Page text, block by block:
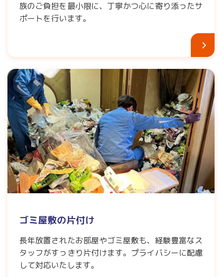
族のご負担を最小限に、丁寧かつ心に寄り添ったサ
ポートを行います。
ゴミ屋敷の片付け
長年放置されたお部屋やゴミ屋敷も、経験豊富なス
タッフがすっきり片付けます。プライバシーに配慮
して対応いたします。